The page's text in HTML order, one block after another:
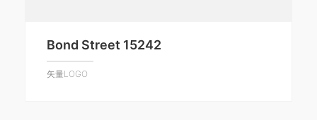
Bond Street 15242
矢量LOGO